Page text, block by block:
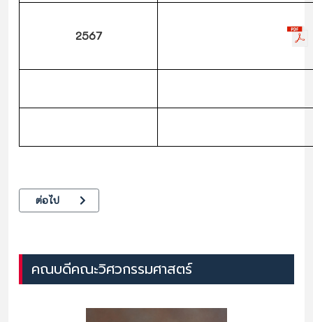
2567
เนื้อหาถัดไป: โครงสร้างคณะ
ต่อไป
คณบดีคณะวิศวกรรมศาสตร์